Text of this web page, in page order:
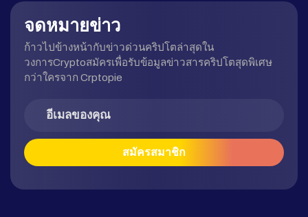
จดหมายข่าว
ก้าวไปข้างหน้ากับข่าวด่วนคริปโตล่าสุดใน
วงการCryptoสมัครเพื่อรับข้อมูลข่าวสารคริปโตสุดพิเศษ
กว่าใครจาก Crptopie